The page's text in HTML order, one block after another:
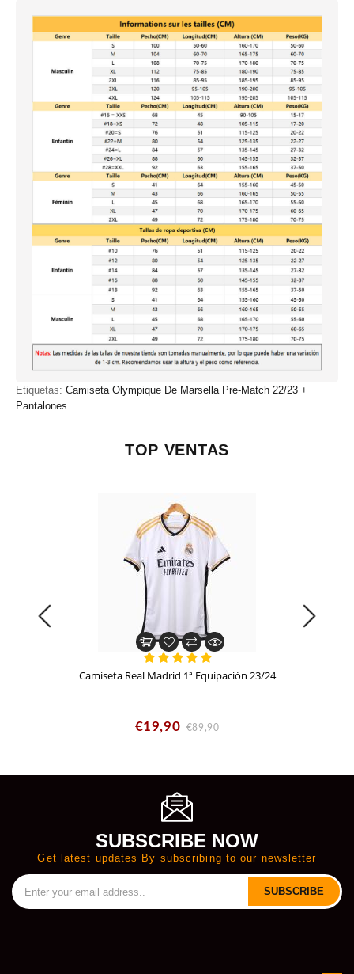
Etiquetas: Camiseta Olympique De Marsella Pre-Match 22/23 +
Pantalones
TOP VENTAS
Camiseta Real Madrid 1ª Equipación 23/24
€19,90 €89,90
SUBSCRIBE NOW
Get latest updates By subscribing to our newsletter
SUBSCRIBE